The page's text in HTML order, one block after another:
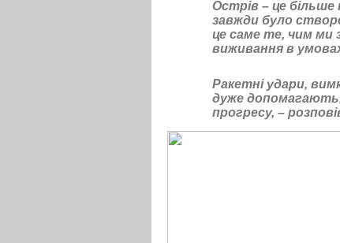
Острів – це
завжди було
це саме те, чим ми
виживання в
Ракетні удари,
дуже
прогресу, –